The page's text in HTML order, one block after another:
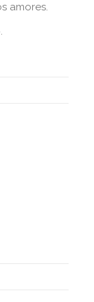
amores.